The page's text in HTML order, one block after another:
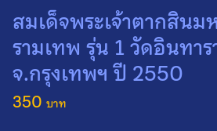
สมเด็จพระเจ้าตากสินม
รามเทพ รุ่น 1 วัดอินทา
จ.กรุงเทพฯ ปี 2550
350